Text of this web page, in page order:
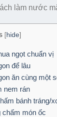
làm nước
[hide]
ngọt chuẩn vị
để lâu
ăn cùng một
nem rán
bánh tráng/
món ốc